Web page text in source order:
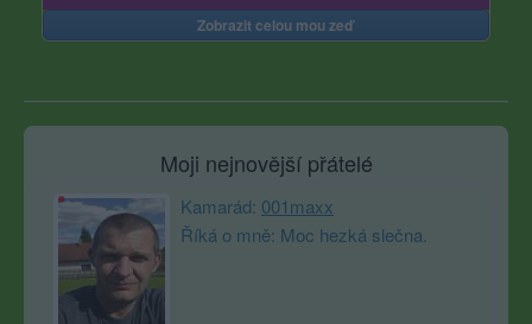
Zobrazit celou mou zeď
Moji nejnovější přátelé
Kamarád: 001maxx
Říká o mně: Moc hezká slečna.